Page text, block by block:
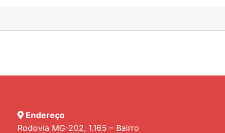
Endereço
Rodovia MG-202, 1.165 – Bairro